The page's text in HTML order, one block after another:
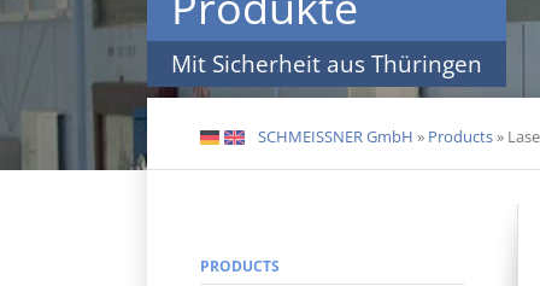
Mit Sicherheit aus Thüringen
DE EN SCHMEISSNER GmbH » Products»
PRODUCTS